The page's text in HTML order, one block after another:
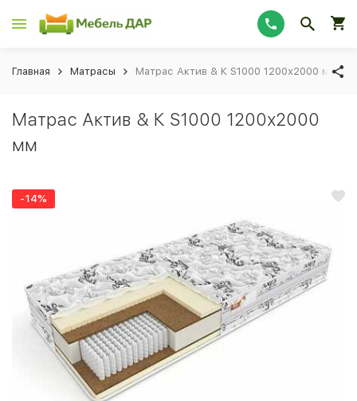
Главная Матрасы Матрас Актив & К S1000 1200х2000 мм
Матрас Актив & К S1000 1200х2000
мм
-14%